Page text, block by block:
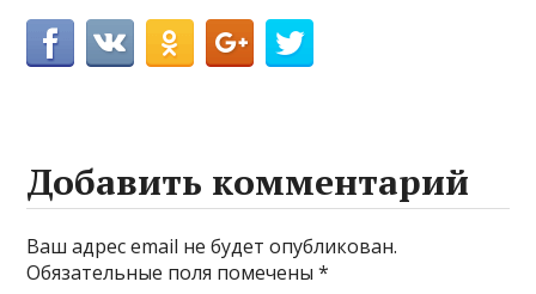
Добавить комментарий
Ваш адрес email не будет опубликован.
Обязательные поля помечены*